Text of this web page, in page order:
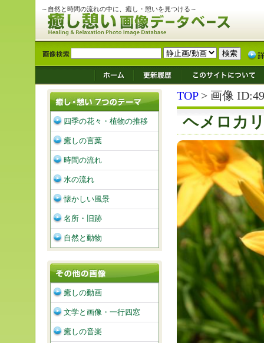
～自然と時間の流れの中に、癒し・憩いを見つける～
TOP> 画像
ヘメロカ
四季の花々・植物の推移
癒しの言葉
時間の流れ
水の流れ
懐かしい風景
名所・旧跡
自然と動物
癒しの動画
文学と画像・一行四窓
癒しの音楽